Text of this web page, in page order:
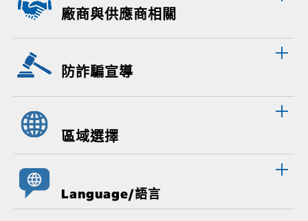
廠商與供應商相關
防詐騙宣導
區域選擇
Language/語言